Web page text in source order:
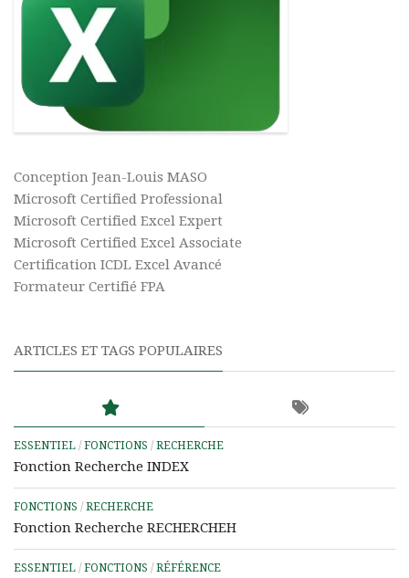
Conception Jean-Louis MASO
Microsoft Certified Professional
Microsoft Certified Excel Expert
Microsoft Certified Excel Associate
Certification ICDL Excel Avancé
Formateur Certifié FPA
ARTICLES ET TAGS POPULAIRES
ESSENTIEL / FONCTIONS / RECHERCHE
Fonction Recherche INDEX
FONCTIONS / RECHERCHE
Fonction Recherche RECHERCHEH
ESSENTIEL / FONCTIONS / RÉFÉRENCE